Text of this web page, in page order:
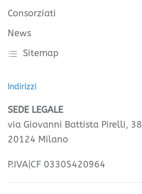
Consorziati
News
Sitemap
Indirizzi
SEDE LEGALE
via Giovanni Battista Pirelli, 38
20124 Milano
P.IVA|CF 03305420964